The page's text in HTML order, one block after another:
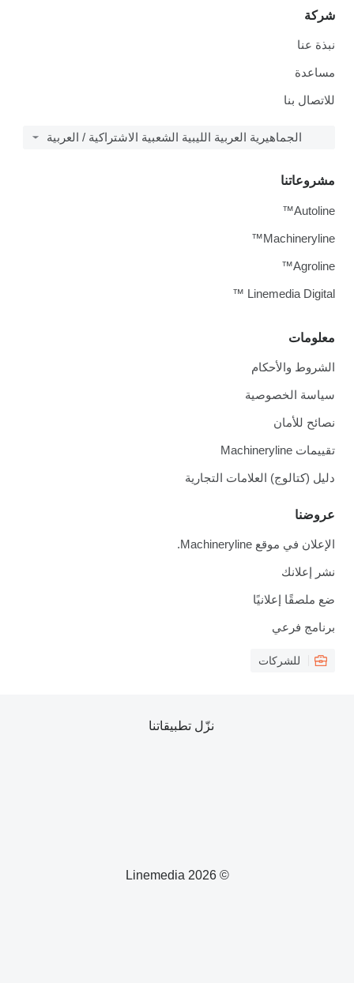
شركة
نبذة عنا
مساعدة
للاتصال بنا
الجماهيرية العربية الليبية الشعبية الاشتراكية / العربية
معلومات
الشروط والأحكام
سياسة الخصوصية
نصائح للأمان
تقييمات Machineryline
دليل (كتالوج) العلامات التجارية
عروضنا
الإعلان في موقع Machineryline.
نشر إعلانك
ضع ملصقًا إعلانيًا
برنامج فرعي
للشركات
مشروعاتنا
Autoline™
Machineryline™
Agroline™
Linemedia Digital ™
© 2026 Linemedia
نزّل تطبيقاتنا